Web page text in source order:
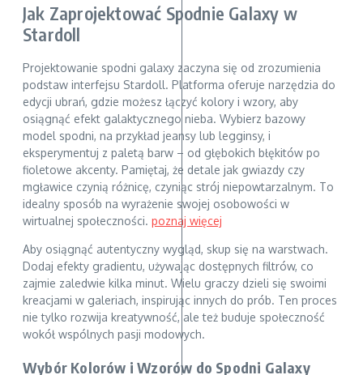
Jak Zaprojektować Spodnie Galaxy w
Stardoll
Projektowanie spodni galaxy zaczyna się od zrozumienia
podstaw interfejsu Stardoll. Platforma oferuje narzędzia do
edycji ubrań, gdzie możesz łączyć kolory i wzory, aby
osiągnąć efekt galaktycznego nieba. Wybierz bazowy
model spodni, na przykład jeansy lub legginsy, i
eksperymentuj z paletą barw – od głębokich błękitów po
fioletowe akcenty. Pamiętaj, że detale jak gwiazdy czy
mgławice czynią różnicę, czyniąc strój niepowtarzalnym. To
idealny sposób na wyrażenie swojej osobowości w
wirtualnej społeczności. poznaj więcej
Aby osiągnąć autentyczny wygląd, skup się na warstwach.
Dodaj efekty gradientu, używając dostępnych filtrów, co
zajmie zaledwie kilka minut. Wielu graczy dzieli się swoimi
kreacjami w galeriach, inspirując innych do prób. Ten proces
nie tylko rozwija kreatywność, ale też buduje społeczność
wokół wspólnych pasji modowych.
Wybór Kolorów i Wzorów do Spodni Galaxy